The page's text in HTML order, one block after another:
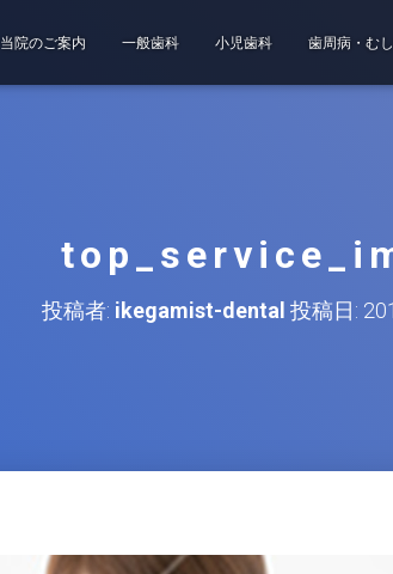
当院のご案内 一般歯科 小児歯科 歯周病・む
投稿者: ikegamist-dental 投稿日: